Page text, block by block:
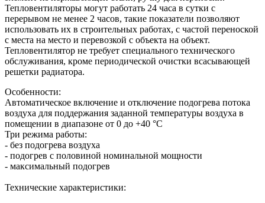
Тепловентиляторы могут работать 24 часа в сутки с
перерывом не менее 2 часов, такие показатели позволяют
использовать их в строительных работах, с частой переноской
с места на место и перевозкой с объекта на объект.
Тепловентилятор не требует специального технического
обслуживания, кроме периодической очистки всасывающей
решетки радиатора.
Особенности:
Автоматическое включение и отключение подогрева потока
воздуха для поддержания заданной температуры воздуха в
помещении в диапазоне от 0 до +40 °С
Три режима работы:
- без подогрева воздуха
- подогрев с половиной номинальной мощности
- максимальный подогрев
Технические характеристики: